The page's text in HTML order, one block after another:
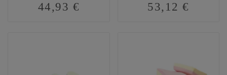
44,93 € 53,12 €